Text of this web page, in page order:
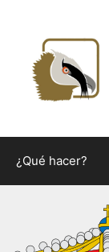
contenido
¿Qué hacer?